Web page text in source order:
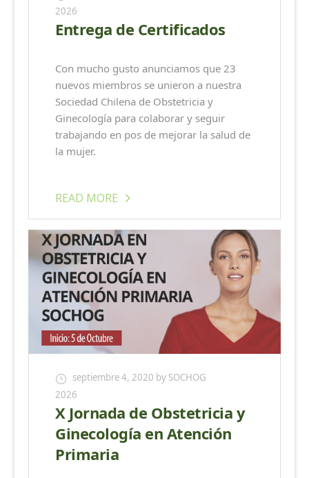
2026
Entrega de Certificados
Con mucho gusto anunciamos que 23
nuevos miembros se unieron a nuestra
Sociedad Chilena de Obstetricia y
Ginecología para colaborar y seguir
trabajando en pos de mejorar la salud de
la mujer.
READ MORE
septiembre 4, 2020 by SOCHOG
2026
X Jornada de Obstetricia y
Ginecología en Atención
Primaria